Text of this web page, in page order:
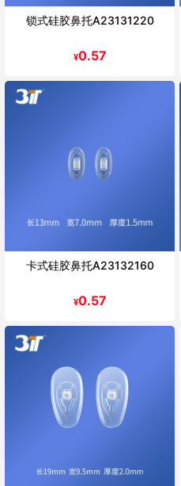
锁式硅胶鼻托A23131220
¥0.57
卡式硅胶鼻托A23132160
¥0.57